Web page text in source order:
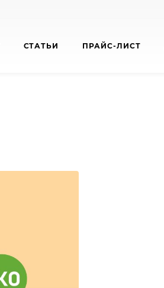
СТАТЬИ ПРАЙС-ЛИСТ